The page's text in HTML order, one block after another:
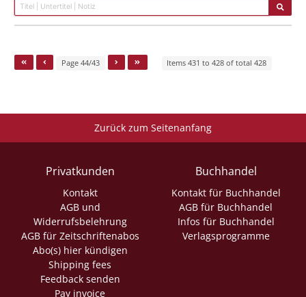
Page 44/43 Items 431 to 428 of total 428
Zurück zum Seitenanfang
Privatkunden
Kontakt
AGB und
Widerrufsbelehrung
AGB für Zeitschriftenabos
Abo(s) hier kündigen
Shipping fees
Feedback senden
Pay invoice
Buchhandel
Kontakt für Buchhandel
AGB für Buchhandel
Infos für Buchhandel
Verlagsprogramme